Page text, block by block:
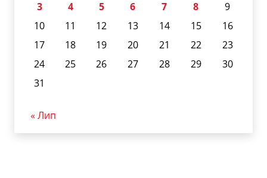
3
4 5 6 7 8
9
10
11 12 13 14 15
16
17
18 19 20 21 22
23
24
25 26 27 28 29
30
31
« Лип